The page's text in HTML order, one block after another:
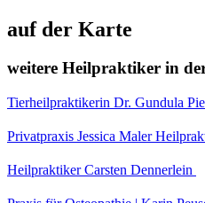
auf der Karte
weitere Heilpraktiker in
Tierheilpraktikerin Dr. Gundula
Privatpraxis Jessica Maler
Heilpraktiker Carsten Dennerlein